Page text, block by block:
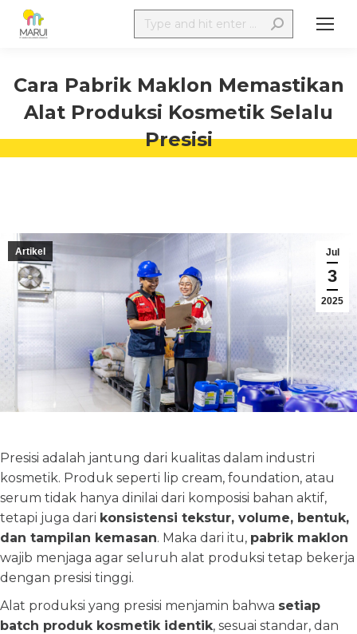
Cara Pabrik Maklon Memastikan
Alat Produksi Kosmetik Selalu
Presisi
Jul
3
2025
Artikel
Presisi adalah jantung dari kualitas dalam industri
kosmetik. Produk seperti lip cream, foundation, atau
serum tidak hanya dinilai dari komposisi bahan aktif,
tetapi juga dari konsistensi tekstur, volume, bentuk,
dan tampilan kemasan. Maka dari itu, pabrik maklon
wajib menjaga agar seluruh alat produksi tetap bekerja
dengan presisi tinggi.
Alat produksi yang presisi menjamin bahwa setiap
batch produk kosmetik identik, sesuai standar, dan